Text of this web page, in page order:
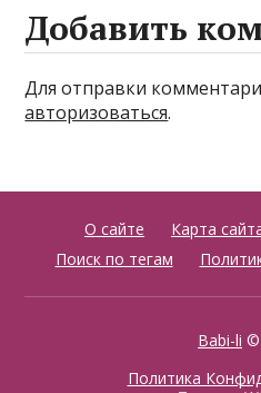
Добавить
Для отправки
авторизоваться.
О сайте Карта
Поиск по тегам
Babi-li ©
Политика